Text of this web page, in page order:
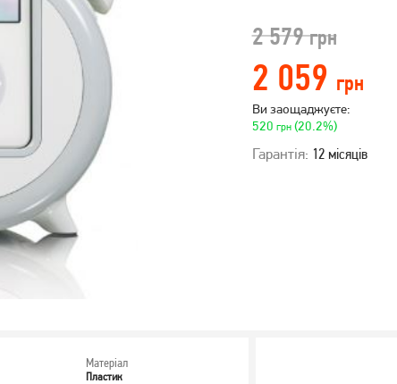
2 579грн
2 059 грн
Ви заощаджуєте:
520 грн(20.2%)
Гарантія: 12 місяців
Матеріал
Пластик